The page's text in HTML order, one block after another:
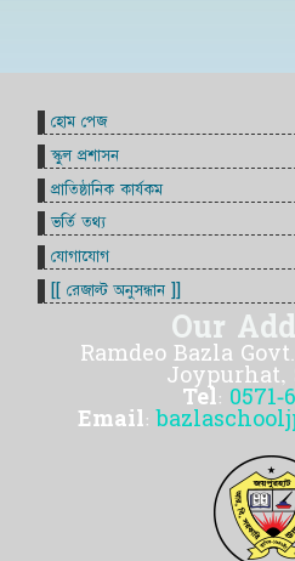
Our
Ramdeo Bazla
Joypurhat,
Tel: 0571-
Email:
হোম পেজ
স্কুল প্রশাসন
প্রাতিষ্ঠানিক কার্যকম
ভর্তি তথ্য
যোগাযোগ
[[ রেজাল্ট অনুসন্ধান ]]